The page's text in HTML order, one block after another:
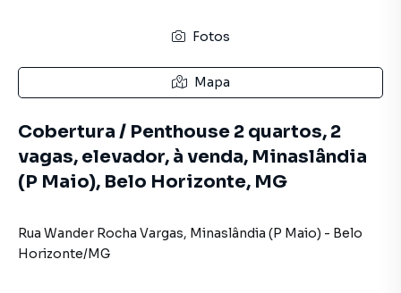
Fotos
Mapa
Cobertura / Penthouse 2 quartos, 2
vagas, elevador, à venda, Minaslândia
(P Maio), Belo Horizonte, MG
Rua Wander Rocha Vargas, Minaslândia (P Maio) - Belo
Horizonte/MG